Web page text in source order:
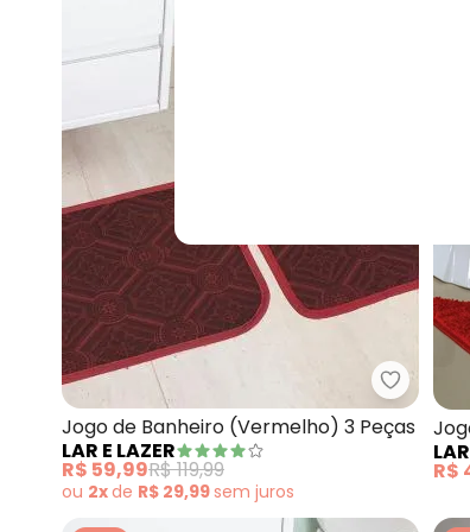
Lar e
Jogo de Banheiro (Vermelho) 3 Peças
LAR E LAZER
R$ 59,99R$ 119,99
ou 2xde R$ 29,99sem juros
R$